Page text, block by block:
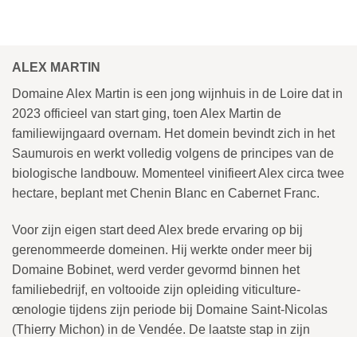
ALEX MARTIN
Domaine Alex Martin is een jong wijnhuis in de Loire dat in
2023 officieel van start ging, toen Alex Martin de
familiewijngaard overnam. Het domein bevindt zich in het
Saumurois en werkt volledig volgens de principes van de
biologische landbouw. Momenteel vinifieert Alex circa twee
hectare, beplant met Chenin Blanc en Cabernet Franc.
Voor zijn eigen start deed Alex brede ervaring op bij
gerenommeerde domeinen. Hij werkte onder meer bij
Domaine Bobinet, werd verder gevormd binnen het
familiebedrijf, en voltooide zijn opleiding viticulture-
œnologie tijdens zijn periode bij Domaine Saint-Nicolas
(Thierry Michon) in de Vendée. De laatste stap in zijn